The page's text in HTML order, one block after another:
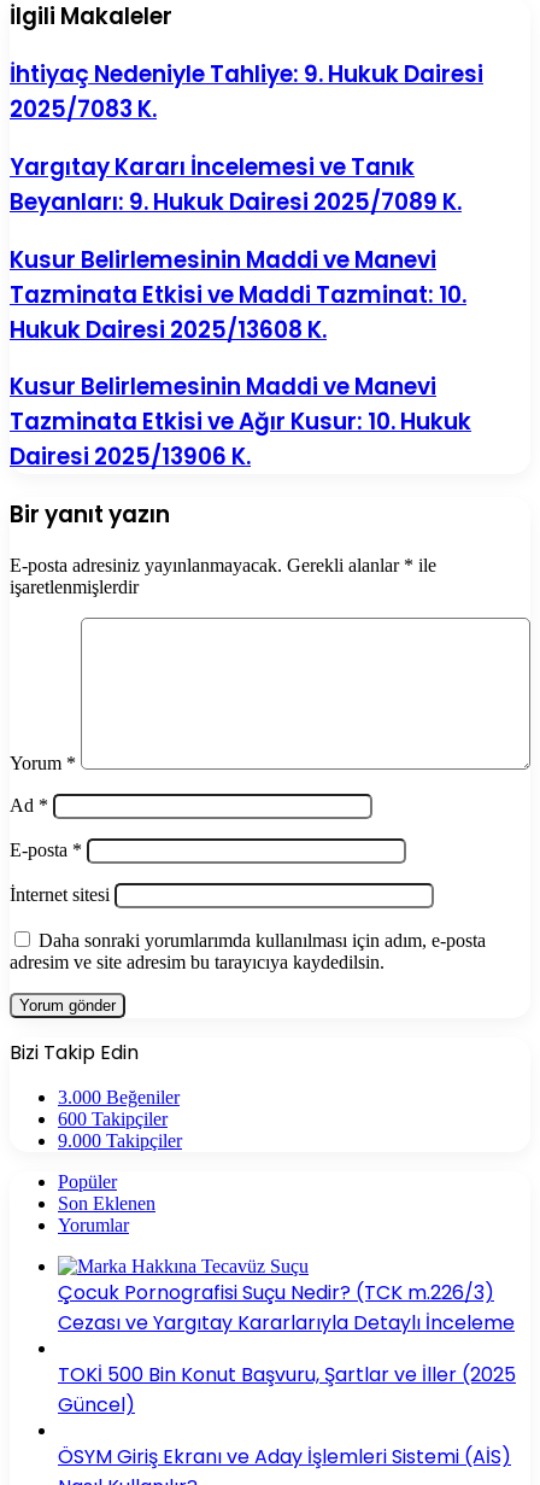
İlgili Makaleler
İhtiyaç Nedeniyle Tahliye: 9. Hukuk Dairesi
2025/7083 K.
Yargıtay Kararı İncelemesi ve Tanık
Beyanları: 9. Hukuk Dairesi 2025/7089 K.
Kusur Belirlemesinin Maddi ve Manevi
Tazminata Etkisi ve Maddi Tazminat: 10.
Hukuk Dairesi 2025/13608 K.
Kusur Belirlemesinin Maddi ve Manevi
Tazminata Etkisi ve Ağır Kusur: 10. Hukuk
Dairesi 2025/13906 K.
Bir yanıt yazın
E-posta adresiniz yayınlanmayacak. Gerekli alanlar * ile
işaretlenmişlerdir
Yorum *
Ad *
E-posta *
İnternet sitesi
Daha sonraki yorumlarımda kullanılması için adım, e-posta
adresim ve site adresim bu tarayıcıya kaydedilsin.
Bizi Takip Edin
3.000 Beğeniler
600 Takipçiler
9.000 Takipçiler
Popüler
Son Eklenen
Yorumlar
Çocuk Pornografisi Suçu Nedir? (TCK m.226/3)
Cezası ve Yargıtay Kararlarıyla Detaylı İnceleme
TOKİ 500 Bin Konut Başvuru, Şartlar ve İller (2025
Güncel)
ÖSYM Giriş Ekranı ve Aday İşlemleri Sistemi (AİS)